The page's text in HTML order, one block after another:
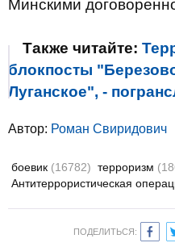
Минскими
Также читайте:
блокпосты
Луганское", -
Автор: Роман Свиридович
боевик (16782) терроризм
Антитеррористическая
ПОДЕЛИТЬСЯ: